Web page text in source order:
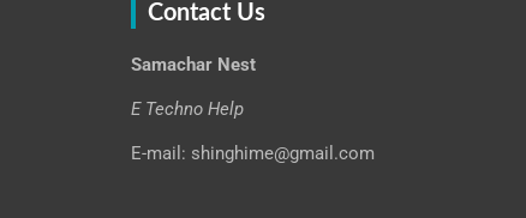
Contact Us
Samachar Nest
E Techno Help
E-mail: shinghime@gmail.com